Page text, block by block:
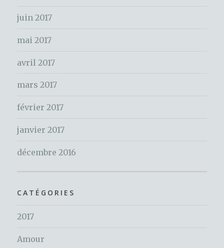
:juin 2017
mai 2017
avril 2017
mars 2017
février 2017
janvier 2017
décembre 2016
CATÉGORIES
2017
Amour